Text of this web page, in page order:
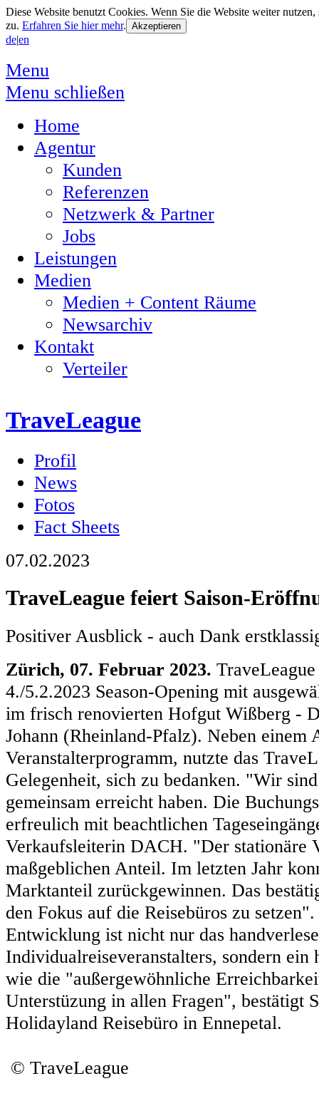
Diese Website benutzt Cookies. Wenn Sie die Website weiter
zu. Erfahren Sie hier mehr.
de|en
Menu
Menu schließen
Home
Agentur
Kunden
Referenzen
Netzwerk & Partner
Jobs
Leistungen
Medien
Medien + Content Räume
Newsarchiv
Kontakt
Verteiler
TraveLeague
Profil
News
Fotos
Fact Sheets
07.02.2023
TraveLeague feiert Saison-
Positiver Ausblick - auch Dank
Zürich, 07. Februar 2023.
4./5.2.2023 Season-Opening mit
im frisch renovierten Hofgut Wißberg -
Johann (Rheinland-Pfalz). Neben einem
Veranstalterprogramm, nutzte das
Gelegenheit, sich zu bedanken. "Wir
gemeinsam erreicht haben. Die
erfreulich mit beachtlichen
Verkaufsleiterin DACH. "Der stationäre
maßgeblichen Anteil. Im letzten Jahr
Marktanteil zurückgewinnen. Das
den Fokus auf die Reisebüros zu
Entwicklung ist nicht nur das
Individualreiseveranstalters, sondern ein
wie die "außergewöhnliche
Unterstüzung in allen Fragen", bestätigt
Holidayland Reisebüro in Ennepetal.
© TraveLeague